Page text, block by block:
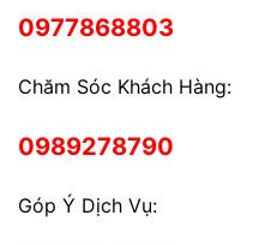
0977868803
Chăm Sóc Khách Hàng:
0989278790
Góp Ý Dịch Vụ: